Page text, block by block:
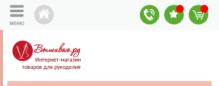
Интернет-магазин
товаров для рукоделия